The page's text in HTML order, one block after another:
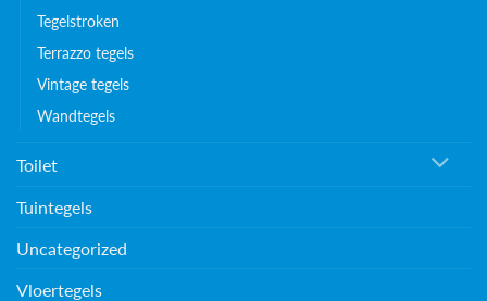
Tegelstroken
Terrazzo tegels
Vintage tegels
Wandtegels
Toilet
Tuintegels
Uncategorized
Vloertegels